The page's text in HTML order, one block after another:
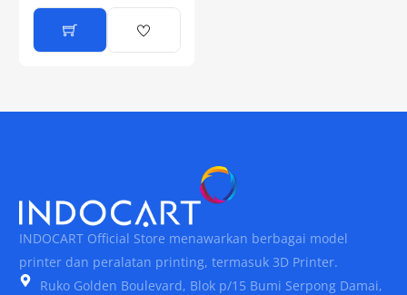
INDOCART Official Store menawarkan berbagai model
printer dan peralatan printing, termasuk 3D Printer.
Ruko Golden Boulevard, Blok p/15 Bumi Serpong Damai,